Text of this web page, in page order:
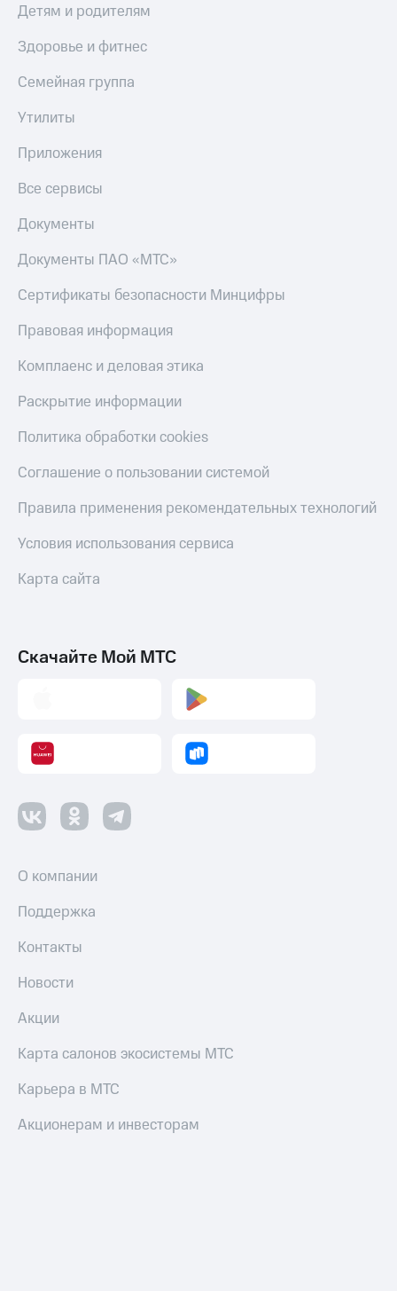
Детям и родителям
Здоровье и фитнес
Семейная группа
Утилиты
Приложения
Все сервисы
Документы
Документы ПАО «МТС»
Сертификаты безопасности Минцифры
Правовая информация
Комплаенс и деловая этика
Раскрытие информации
Политика обработки cookies
Соглашение о пользовании системой
Правила применения рекомендательных технологий
Условия использования сервиса
Карта сайта
Скачайте Мой МТС
О компании
Поддержка
Контакты
Новости
Акции
Карта салонов экосистемы МТС
Карьера в МТС
Акционерам и инвесторам